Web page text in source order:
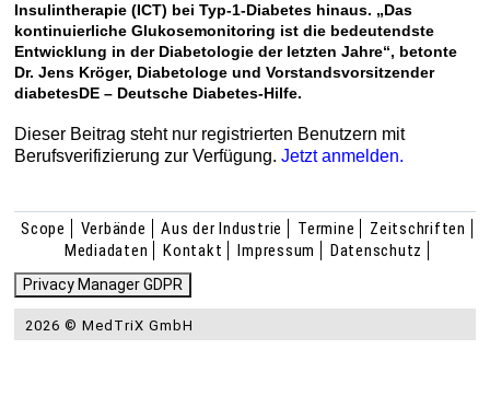
Insulintherapie (ICT) bei Typ-1-Diabetes hinaus. „Das
kontinuierliche Glukosemonitoring ist die bedeutendste
Entwicklung in der Diabetologie der letzten Jahre“, betonte
Dr. Jens Kröger, Diabetologe und Vorstandsvorsitzender
diabetesDE – Deutsche Diabetes-Hilfe.
Dieser Beitrag steht nur registrierten Benutzern mit
Berufsverifizierung zur Verfügung.Jetzt anmelden.
Scope Verbände Aus der Industrie Termine
Zeitschriften
Mediadaten
Kontakt Impressum Datenschutz
Privacy Manager GDPR
2026 © MedTriX GmbH